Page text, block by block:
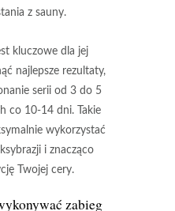
z sauny.
kluczowe dla jej
najlepsze rezultaty,
serii od 3 do 5
co 10-14 dni. Takie
wykorzystać
i znacząco
Twojej cery.
zabieg